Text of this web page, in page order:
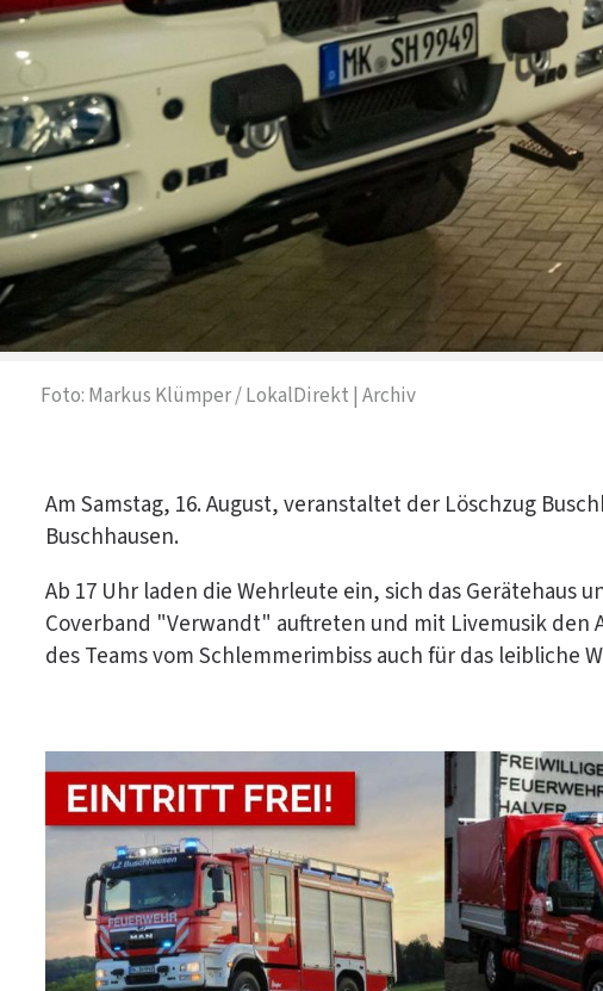
Foto: Markus Klümper / LokalDirekt | Archiv
Am Samstag, 16. August, veranstaltet der Löschzug
Buschhausen.
Ab 17 Uhr laden die Wehrleute ein, sich das Gerätehaus
Coverband "Verwandt" auftreten und mit Livemusik
des Teams vom Schlemmerimbiss auch für das leibliche